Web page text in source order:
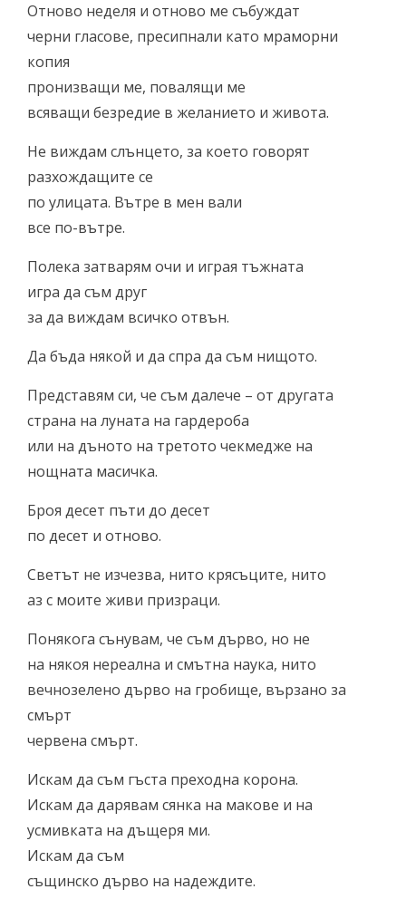
Отново неделя и отново ме събуждат
черни гласове, пресипнали като мраморни
копия
пронизващи ме, повалящи ме
всяващи безредие в желанието и живота.
Не виждам слънцето, за което говорят
разхождащите се
по улицата. Вътре в мен вали
все по-вътре.
Полека затварям очи и играя тъжната
игра да съм друг
за да виждам всичко отвън.
Да бъда някой и да спра да съм нищото.
Представям си, че съм далече – от другата
страна на луната на гардероба
или на дъното на третото чекмедже на
нощната масичка.
Броя десет пъти до десет
по десет и отново.
Светът не изчезва, нито крясъците, нито
аз с моите живи призраци.
Понякога сънувам, че съм дърво, но не
на някоя нереална и смътна наука, нито
вечнозелено дърво на гробище, вързано за
смърт
червена смърт.
Искам да съм гъста преходна корона.
Искам да дарявам сянка на макове и на
усмивката на дъщеря ми.
Искам да съм
същинско дърво на надеждите.